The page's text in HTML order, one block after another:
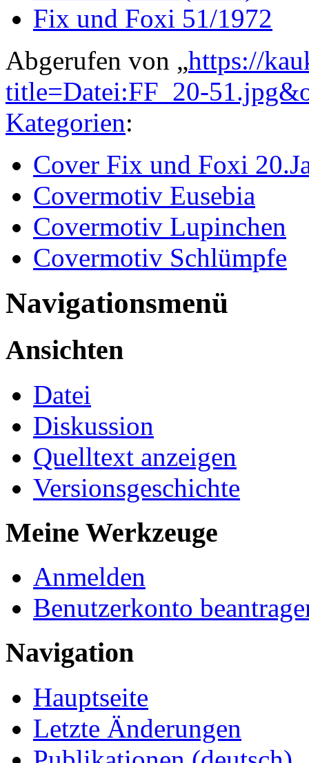
Fix und Foxi 51/1972
Abgerufen von „https://
title=Datei:FF_20-
Kategorien:
Cover Fix und Foxi
Covermotiv Eusebia
Covermotiv Lupinchen
Covermotiv Schlümpfe
Navigationsmenü
Ansichten
Datei
Diskussion
Quelltext anzeigen
Versionsgeschichte
Meine Werkzeuge
Anmelden
Benutzerkonto
Navigation
Hauptseite
Letzte Änderungen